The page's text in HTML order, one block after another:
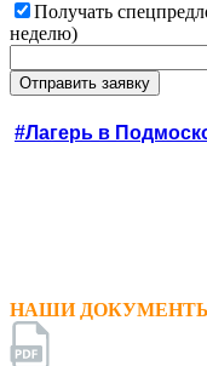
Получать
неделю)
#Лагерь в
НАШИ